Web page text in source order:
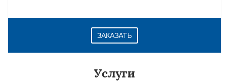
ЗАКАЗАТЬ
Услуги